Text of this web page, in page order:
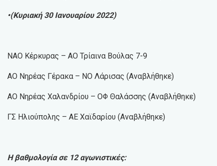
•(Κυριακή 30 Ιανουαρίου 2022)
ΝΑΟ Κέρκυρας – ΑΟ Τρίαινα Βούλας 7-9
ΑΟ Νηρέας Γέρακα – ΝΟ Λάρισας (Αναβλήθηκε)
ΑΟ Νηρέας Χαλανδρίου – ΟΦ Θαλάσσης (Αναβλήθηκε)
ΓΣ Ηλιούπολης – ΑΕ Χαϊδαρίου (Αναβλήθηκε)
Η βαθμολογία σε 12 αγωνιστικές: